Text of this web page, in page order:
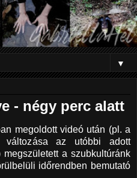
▼
- négy perc alatt
megoldott videó után (pl. a
változása az utóbbi adott
a szubkultúránk
időrendben bemutató